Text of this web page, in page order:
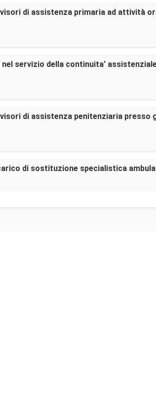
di assistenza primaria ad attività
servizio della continuita’
di assistenza penitenziaria
di sostituzione specialistica